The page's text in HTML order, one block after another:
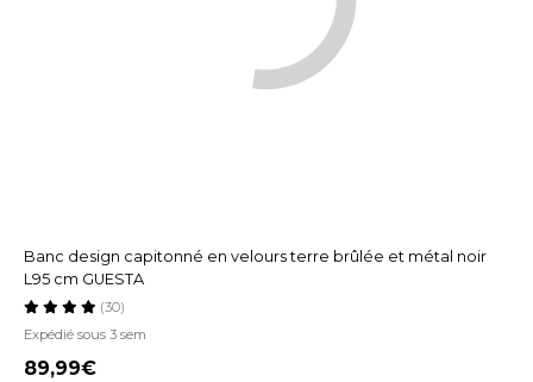
Banc design capitonné en velours terre brûlée et métal noir
L95 cm GUESTA
Expédié sous 3 sem
(30)
89,99